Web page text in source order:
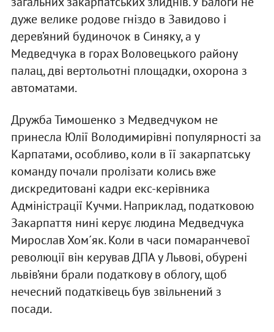
дуже велике родове гніздо в Завидово і
дерев’яний будиночок в Синяку, а у
Медведчука в горах Воловецького району
палац, дві вертольотні площадки, охорона з
автоматами.
Дружба Тимошенко з Медведчуком не
принесла Юлії Володимирівні популярності за
Карпатами, особливо, коли в її закарпатську
команду почали пролізати колись вже
дискредитовані кадри екс-керівника
Адміністрації Кучми. Наприклад, податковою
Закарпаття нині керує людина Медведчука
Мирослав Хом´як. Коли в часи помаранчевої
революції він керував ДПА у Львові, обурені
львів’яни брали податкову в облогу, щоб
нечесний податківець був звільнений з
посади.